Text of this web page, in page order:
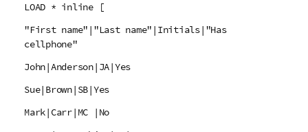
LOAD * inline [
"First name"|"Last name"|Initials|"Has
cellphone"
John|Anderson|JA|Yes
Sue|Brown|SB|Yes
Mark|Carr|MC |No